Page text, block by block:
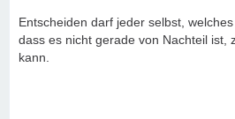
Entscheiden darf jeder selbst,
dass es nicht gerade von Nachteil ist,
kann.